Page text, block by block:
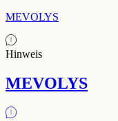
MEVOLYS
Hinweis
MEVOLYS